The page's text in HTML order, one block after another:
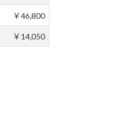
￥46,800
￥14,050